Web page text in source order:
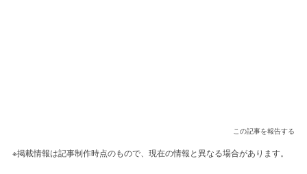
この記事を報告する
※掲載情報は記事制作時点のもので、現在の情報と異なる場合があります。